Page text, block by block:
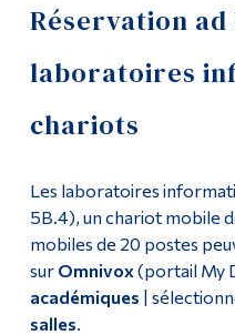
Politiques et formulaires
Formation
Journée Moodle
Réservation ad
laboratoires
chariots
Les laboratoires
5B.4), un chariot mobile
mobiles de 20 postes
sur Omnivox(portail My
académiques |
salles